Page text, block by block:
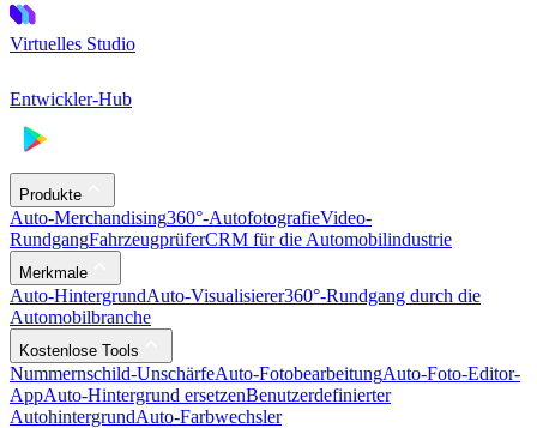
Virtuelles Studio
Entwickler-Hub
Produkte
Auto-Merchandising360°-AutofotografieVideo-
RundgangFahrzeugprüferCRM für die Automobilindustrie
Merkmale
Auto-HintergrundAuto-Visualisierer360°-Rundgang durch die
Automobilbranche
Kostenlose Tools
Nummernschild-UnschärfeAuto-FotobearbeitungAuto-Foto-Editor-
AppAuto-Hintergrund ersetzenBenutzerdefinierter
AutohintergrundAuto-Farbwechsler